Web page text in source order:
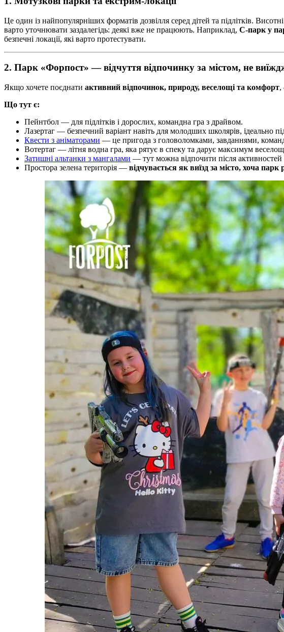
Це один із найпопулярніших форматів дозвілля серед дітей та підлітків.
варто уточнювати заздалегідь: деякі вже не працюють. Наприклад, С-парк у
безпечні локації, які варто протестувати.
2. Парк «Форпост» — відчуття відпочинку за містом, не
Якщо хочете поєднати активний відпочинок, природу, веселощі та комфорт,
Що тут є:
Пейнтбол — для підлітків і дорослих, командна гра з драйвом.
Лазертаг — безпечний варіант навіть для молодших школярів, ідеально
Квести з аніматорами — це пригода з головоломками, завданнями,
Вотертаг — літня водна гра, яка рятує в спеку та дарує максимум
Затишні альтанки з мангалами — тут можна відпочити після активностей
Простора зелена територія — відчувається як виїзд за місто, хоча